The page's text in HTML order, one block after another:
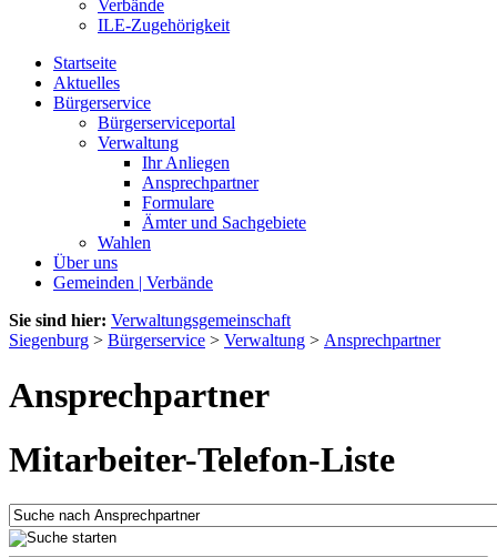
Verbände
ILE-Zugehörigkeit
Startseite
Aktuelles
Bürgerservice
Bürgerserviceportal
Verwaltung
Ihr Anliegen
Ansprechpartner
Formulare
Ämter und Sachgebiete
Wahlen
Über uns
Gemeinden | Verbände
Sie sind hier: Verwaltungsgemeinschaft
Siegenburg > Bürgerservice > Verwaltung > Ansprechpartner
Ansprechpartner
Mitarbeiter-Telefon-Liste